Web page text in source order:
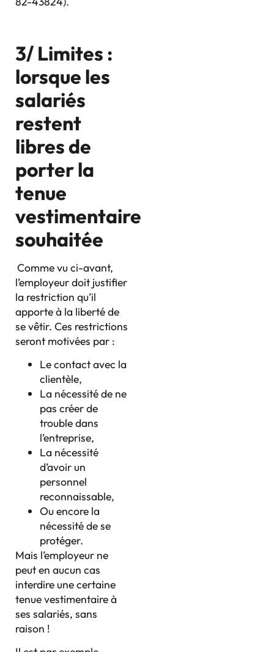
3/ Limites :
lorsque les
salariés
restent
libres de
porter la
tenue
vestimentaire
souhaitée
Comme vu ci-avant,
l’employeur doit justifier
la restriction qu’il
apporte à la liberté de
se vêtir. Ces restrictions
seront motivées par :
Le contact avec la
clientèle,
La nécessité de ne
pas créer de
trouble dans
l’entreprise,
La nécessité
d’avoir un
personnel
reconnaissable,
Ou encore la
nécessité de se
protéger.
Mais l’employeur ne
peut en aucun cas
interdire une certaine
tenue vestimentaire à
ses salariés, sans
raison !